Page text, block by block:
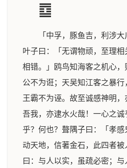
䷼
「中孚，豚鱼吉，利涉
叶子曰：「无谓物顽，至理
相错。」鸥鸟知海客之机心
公不为诳；天吴知江客之暴
王霸不为诬。故至诚感神明
吾我，亦逮水火哉！一心之
乎？何也？聱隅子曰：「孝
动天地，信著金石，此四者
曰：与人以实，虽疏必密；与